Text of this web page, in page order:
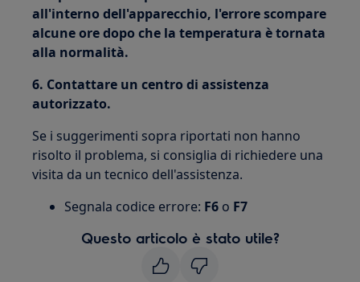
all'interno dell'apparecchio, l'errore scompare
alcune ore dopo che la temperatura è tornata
alla normalità.
6. Contattare un centro di assistenza
autorizzato.
Se i suggerimenti sopra riportati non hanno
risolto il problema, si consiglia di richiedere una
visita da un tecnico dell'assistenza.
Segnala codice errore: F6 o F7
Questo articolo è stato utile?